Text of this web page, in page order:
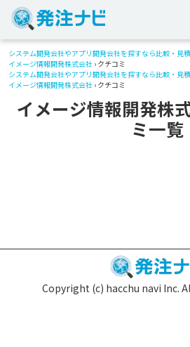
システム開発会社やアプリ開発会社を探すなら比較・見
イメージ情報開発株式会社 › クチコミ
システム開発会社やアプリ開発会社を探すなら比較・見
イメージ情報開発株式会社 › クチコミ
イメージ情報開発株
ミ一覧
Copyright (c) hacchu navi Inc.